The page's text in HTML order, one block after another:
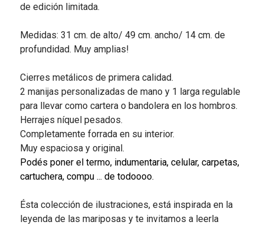
de edición limitada.
Medidas: 31 cm. de alto/ 49 cm. ancho/ 14 cm. de
profundidad. Muy amplias!
Cierres metálicos de primera calidad.
2 manijas personalizadas de mano y 1 larga regulable
para llevar como cartera o bandolera en los hombros.
Herrajes níquel pesados.
Completamente forrada en su interior.
Muy espaciosa y original.
Podés poner el termo, indumentaria, celular, carpetas,
cartuchera, compu ... de todoooo.
Ésta colección de ilustraciones, está inspirada en la
leyenda de las mariposas y te invitamos a leerla